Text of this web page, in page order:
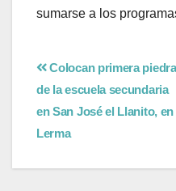
sumarse a los
Colocan primera piedra
de la escuela secundaria
en San José el Llanito, en
Lerma